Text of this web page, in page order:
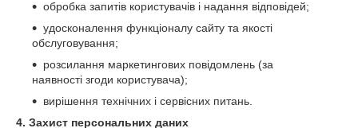
обробка запитів користувачів і надання відповідей;
удосконалення функціоналу сайту та якості
обслуговування;
розсилання маркетингових повідомлень (за
наявності згоди користувача);
вирішення технічних і сервісних питань.
4. Захист персональних даних